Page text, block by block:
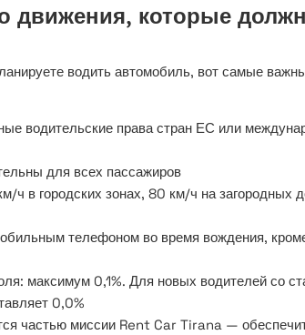
движения, которые
водить автомобиль, вот самые
водительские права стран ЕС или
для всех пассажиров
ч в городских зонах, 80 км/ч на загородных
телефоном во время вождения,
максимум 0,1%. Для новых водителей со
0,0%
частью миссии Rent Car Tirana —